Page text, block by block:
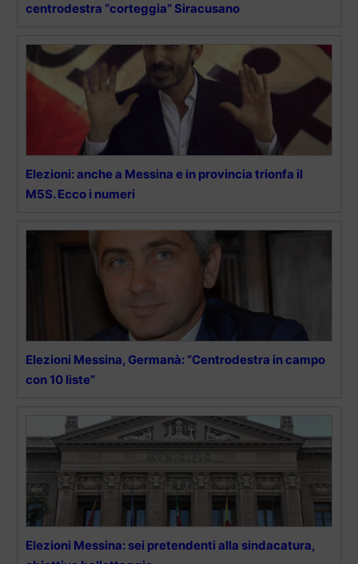
centrodestra “corteggia” Siracusano
Elezioni: anche a Messina e in provincia trionfa il
M5S. Ecco i numeri
Elezioni Messina, Germanà: “Centrodestra in campo
con 10 liste”
Elezioni Messina: sei pretendenti alla sindacatura,